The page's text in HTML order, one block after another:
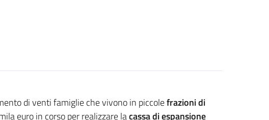
di venti famiglie che vivono in piccolefrazioni di
euro in corso per realizzare lacassa di espansione